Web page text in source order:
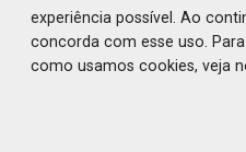
VÍDEO: Armado com
ameaça matar
experiência possível. Ao
concorda com esse uso.
como usamos cookies, veja